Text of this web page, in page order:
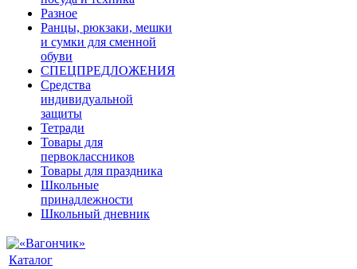
Разное
Ранцы, рюкзаки, мешки
и сумки для сменной
обуви
СПЕЦПРЕДЛОЖЕНИЯ
Средства
индивидуальной
защиты
Тетради
Товары для
первоклассников
Товары для праздника
Школьные
принадлежности
Школьный дневник
Каталог